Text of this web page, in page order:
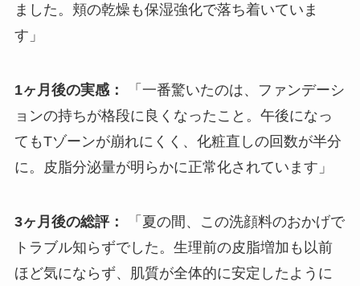
ました。頬の乾燥も保湿強化で落ち着いていま
す」
1ヶ月後の実感：
「一番驚いたのは、ファンデーシ
ョンの持ちが格段に良くなったこと。午後になっ
てもTゾーンが崩れにくく、化粧直しの回数が半分
に。皮脂分泌量が明らかに正常化されています」
3ヶ月後の総評：
「夏の間、この洗顔料のおかげで
トラブル知らずでした。生理前の皮脂増加も以前
ほど気にならず、肌質が全体的に安定したように